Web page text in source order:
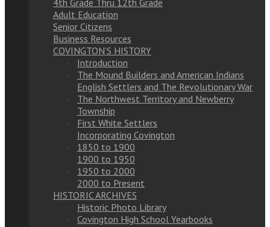
4th Grade Thru 12th Grade
Adult Education
Senior Citizens
Business Resources
COVINGTON’S HISTORY
Introduction
The Mound Builders and American Indians
English Settlers and The Revolutionary War
The Northwest Territory and Newberry
Township
First White Settlers
Incorporating Covington
1850 to 1900
1900 to 1950
1950 to 2000
2000 to Present
HISTORIC ARCHIVES
Historic Photo Library
Covington High School Yearbooks